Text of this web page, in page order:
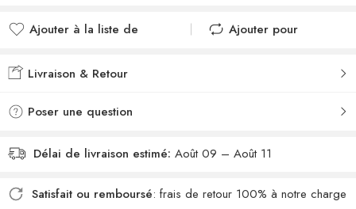
Ajouter à la liste de
Ajouté à la liste de
Ajouter pour
Livraison & Retour
Poser une question
Délai de livraison estimé: Août 09 – Août 11
Satisfait ou remboursé: frais de retour 100% à notre charge